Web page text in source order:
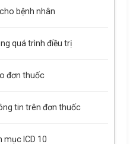
bệnh nhân
quá trình điều trị
đơn thuốc
tin trên đơn thuốc
mục ICD 10